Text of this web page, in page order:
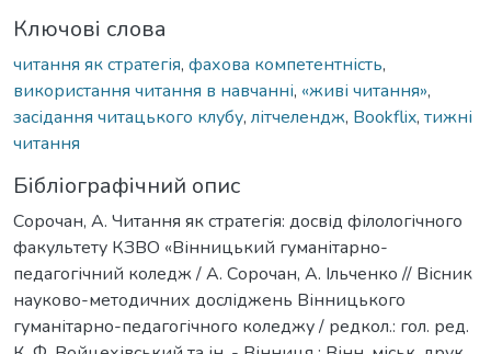
Ключові слова
читання як стратегія, фахова компетентність,
використання читання в навчанні, «живі читання»,
засідання читацького клубу, літчелендж, Bookflix, тижні
читання
Бібліографічний опис
Сорочан, А. Читання як стратегія: досвід філологічного
факультету КЗВО «Вінницький гуманітарно-
педагогічний коледж / А. Сорочан, А. Ільченко // Вісник
науково-методичних досліджень Вінницького
гуманітарно-педагогічного коледжу / редкол.: гол. ред.